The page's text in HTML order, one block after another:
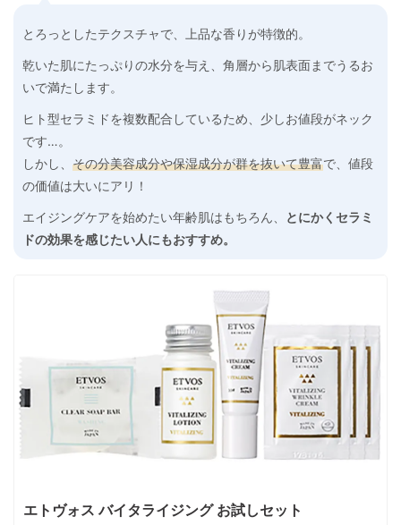
とろっとしたテクスチャで、上品な香りが特徴的。
乾いた肌にたっぷりの水分を与え、角層から肌表面までうるお
いで満たします。
ヒト型セラミドを複数配合しているため、少しお値段がネック
です…。
しかし、 その分美容成分や保湿成分が群を抜いて豊富で、値段
の価値は大いにアリ！
エイジングケアを始めたい年齢肌はもちろん、
とにかくセラミ
ドの効果を感じたい人にもおすすめ。
エトヴォス バイタライジング お試しセット